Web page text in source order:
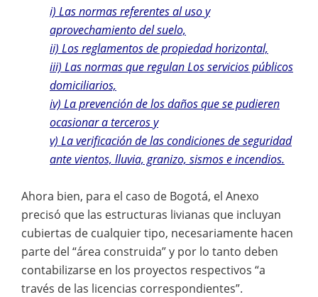
i) Las normas referentes al uso y
aprovechamiento del suelo,
ii) Los reglamentos de propiedad horizontal,
iii) Las normas que regulan Los servicios públicos
domiciliarios,
iv) La prevención de los daños que se pudieren
ocasionar a terceros y
v) La verificación de las condiciones de seguridad
ante vientos, lluvia, granizo, sismos e incendios.
Ahora bien, para el caso de Bogotá, el Anexo
precisó que las estructuras livianas que incluyan
cubiertas de cualquier tipo, necesariamente hacen
parte del “área construida” y por lo tanto deben
contabilizarse en los proyectos respectivos “a
través de las licencias correspondientes”.